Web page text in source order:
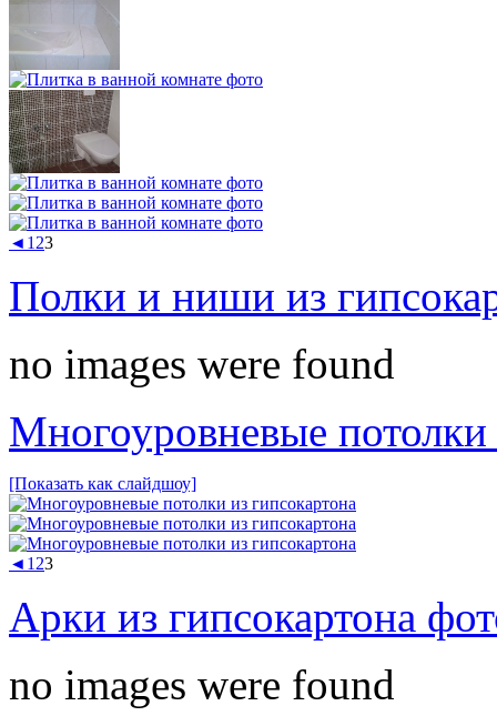
◄ 1 23
Полки и ниши из
no images were found
Многоуровневые потолки
[Показать как слайдшоу]
◄ 1 23
Арки из гипсокартона
no images were found